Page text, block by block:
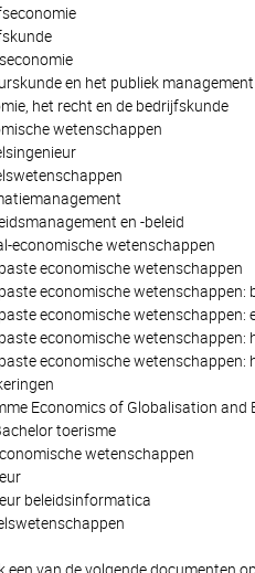
en het publiek management
het recht en de bedrijfskunde
wetenschappen
en -beleid
economische wetenschappen
economische wetenschappen
economische wetenschappen:
economische wetenschappen:
economische wetenschappen:
economische
Economics of Globalisation and
toerisme
wetenschappen
beleidsinformatica